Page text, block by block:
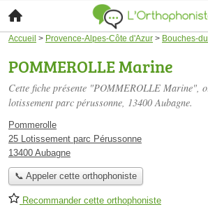
Accueil > Provence-Alpes-Côte d'Azur > Bouches-
POMMEROLLE Marine
Cette fiche présente "POMMEROLLE Marine",
lotissement parc pérussonne, 13400 Aubagne.
Pommerolle
25 Lotissement parc Pérussonne
13400 Aubagne
📞 Appeler cette orthophoniste
Recommander cette orthophoniste